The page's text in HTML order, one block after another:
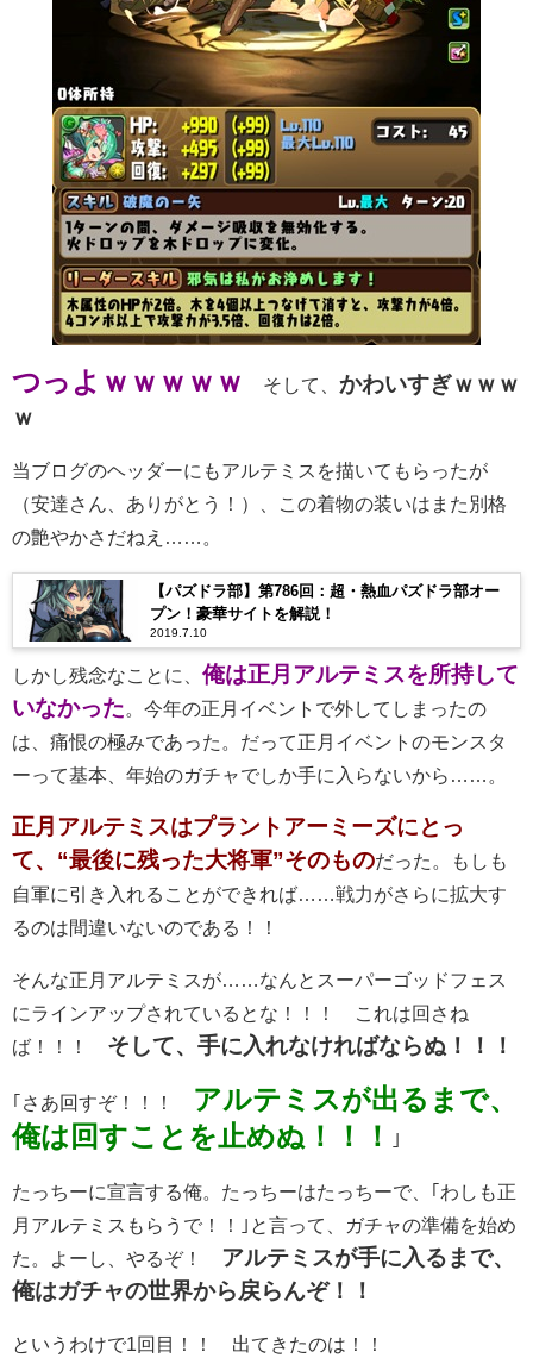
つっよｗｗｗｗｗ そして、 かわいすぎｗｗｗ
ｗ
当ブログのヘッダーにもアルテミスを描いてもらったが
（安達さん、ありがとう！）、この着物の装いはまた別格
の艶やかさだねえ……。
【パズドラ部】第786回：超・熱血パズドラ部オー
プン！豪華サイトを解説！
2019.7.10
しかし残念なことに、 俺は正月アルテミスを所持して
いなかった。今年の正月イベントで外してしまったの
は、痛恨の極みであった。だって正月イベントのモンスタ
ーって基本、年始のガチャでしか手に入らないから……。
正月アルテミスはプラントアーミーズにとっ
て、“最後に残った大将軍”そのものだった。もしも
自軍に引き入れることができれば……戦力がさらに拡大す
るのは間違いないのである！！
そんな正月アルテミスが……なんとスーパーゴッドフェス
にラインアップされているとな！！！ これは回さね
ば！！！ そして、手に入れなければならぬ！！！
｢さあ回すぞ！！！
アルテミスが出るまで、
俺は回すことを止めぬ！！！
｣
たっちーに宣言する俺。たっちーはたっちーで、｢わしも正
月アルテミスもらうで！！｣と言って、ガチャの準備を始め
た。よーし、やるぞ！
アルテミスが手に入るまで、
俺はガチャの世界から戻らんぞ！！
というわけで1回目！！ 出てきたのは！！